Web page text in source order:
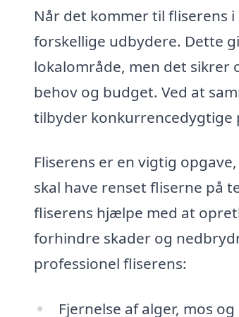
Når det kommer til fliserens
forskellige udbydere. Dette
lokalområde, men det sikrer
behov og budget. Ved at
tilbyder konkurrencedygtige
Fliserens er en vigtig
skal have renset fliserne på
fliserens hjælpe med at
forhindre skader og
professionel fliserens:
Fjernelse af alger, mos